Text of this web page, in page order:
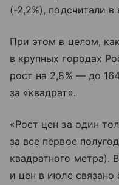
(-2,2%), подсчитали в
При этом в целом,
в крупных городах
рост на 2,8% — до
за «квадрат».
«Рост цен за один
за все первое
квадратного метра).
и цен в июле